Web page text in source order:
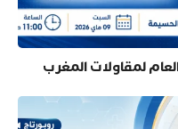
لمقاولات المغرب